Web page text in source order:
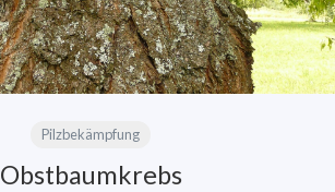
Pilzbekämpfung
Obstbaumkrebs